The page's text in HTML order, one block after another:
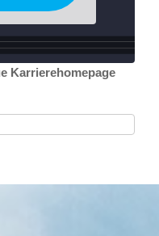
Karrierehomepage